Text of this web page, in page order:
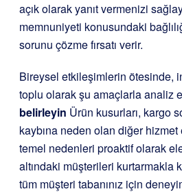
açık olarak yanıt vermenizi
memnuniyeti konusundaki
sorunu çözme fırsatı verir.
Bireysel etkileşimlerin ötesinde,
toplu olarak şu amaçlarla analiz
belirleyin Ürün kusurları, kargo
kaybına neden olan diğer
temel nedenleri proaktif olarak
altındaki müşterileri kurtarmakla
tüm müşteri tabanınız için